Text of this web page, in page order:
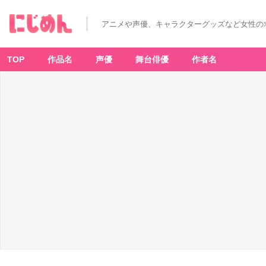
アニメや声優、キャラクターグッズなど女性
TOP 作品名 声優 舞台俳優 作者名